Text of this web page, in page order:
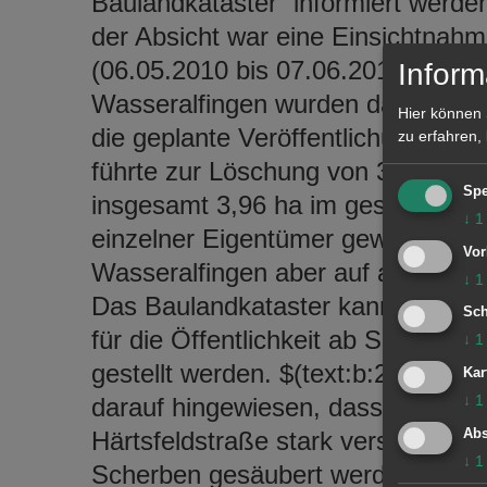
der Absicht war eine
(06.05.2010 bis 07.06.2010). Seit
Wasseralfingen wurden danach
die geplante Veröffentlichung
führte zur Löschung von 34
insgesamt 3,96 ha im gesamten
einzelner Eigentümer gewahrt.
Wasseralfingen aber auf alle
Das Baulandkataster kann im
für die Öffentlichkeit ab Sommer
gestellt werden. $(text:b:2.
darauf hingewiesen, dass der
Härtsfeldstraße stark verschmutzt
Scherben gesäubert werden
Hier können
zu erfahren,
↓ 1
↓ 1
↓ 1
↓ 1
↓ 1